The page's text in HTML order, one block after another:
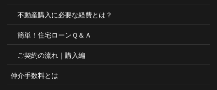
不動産購入に必要な経費とは？
簡単！住宅ローンＱ＆Ａ
ご契約の流れ｜購入編
仲介手数料とは